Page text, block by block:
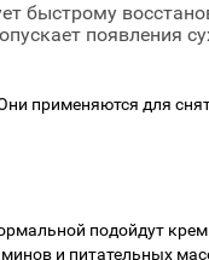
быстрому
появления
применяются для
подойдут
и питательных